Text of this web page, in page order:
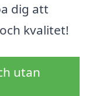
dig att
kvalitet!
utan